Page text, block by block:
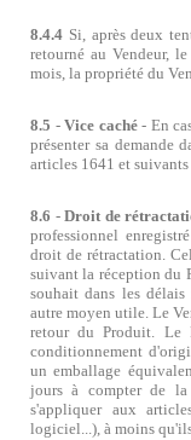
8.4.4 Si, après deux
retourné au Vendeur,
mois, la propriété du
8.5 -Vice caché- En
présenter sa demande
articles 1641 et
8.6 -Droit de
professionnel
droit de rétractation.
suivant la réception du
souhait dans les
autre moyen utile. Le
retour du Produit. Le
conditionnement
un emballage
jours à compter de la
s'appliquer aux
logiciel...), à moins